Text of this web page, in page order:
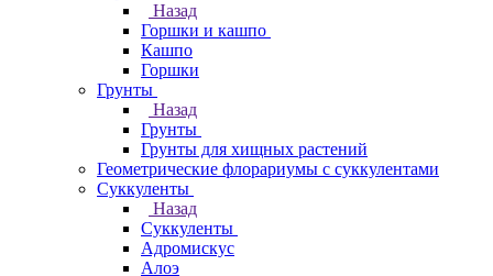
Назад
Горшки и кашпо
Кашпо
Горшки
Грунты
Назад
Грунты
Грунты для хищных растений
Геометрические флорариумы с суккулентами
Суккуленты
Назад
Суккуленты
Адромискус
Алоэ